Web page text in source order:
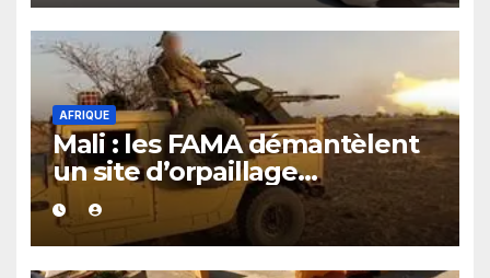
AFRIQUE
Mali : les FAMA démantèlent
un site d’orpaillage
clandestin soupçonné d’être
exploité par le JNIM et le FLA